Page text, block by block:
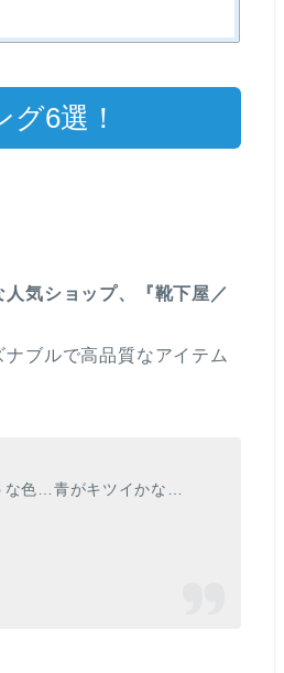
6選！
気ショップ、『靴下屋／
ブルで高品質なアイテム
な色…青がキツイかな…